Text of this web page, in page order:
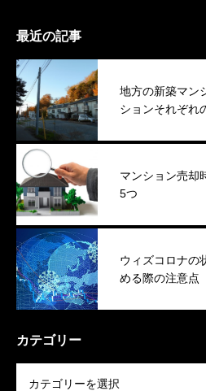
最近の記事
地方の新築マン
ションそれぞれ
マンション売却
5つ
ウィズコロナの
める際の注意点
カテゴリー